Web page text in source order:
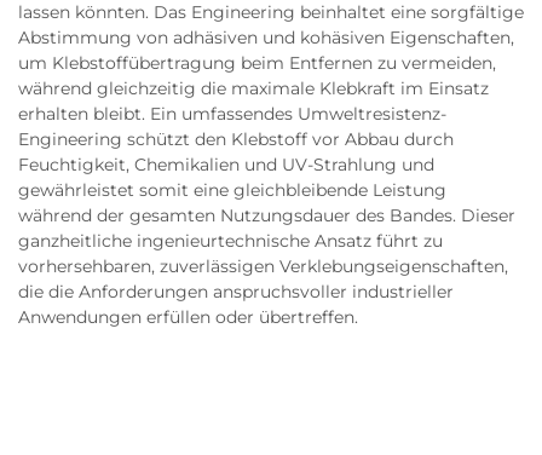
lassen könnten. Das Engineering beinhaltet eine sorgfältige
Abstimmung von adhäsiven und kohäsiven Eigenschaften,
um Klebstoffübertragung beim Entfernen zu vermeiden,
während gleichzeitig die maximale Klebkraft im Einsatz
erhalten bleibt. Ein umfassendes Umweltresistenz-
Engineering schützt den Klebstoff vor Abbau durch
Feuchtigkeit, Chemikalien und UV-Strahlung und
gewährleistet somit eine gleichbleibende Leistung
während der gesamten Nutzungsdauer des Bandes. Dieser
ganzheitliche ingenieurtechnische Ansatz führt zu
vorhersehbaren, zuverlässigen Verklebungseigenschaften,
die die Anforderungen anspruchsvoller industrieller
Anwendungen erfüllen oder übertreffen.